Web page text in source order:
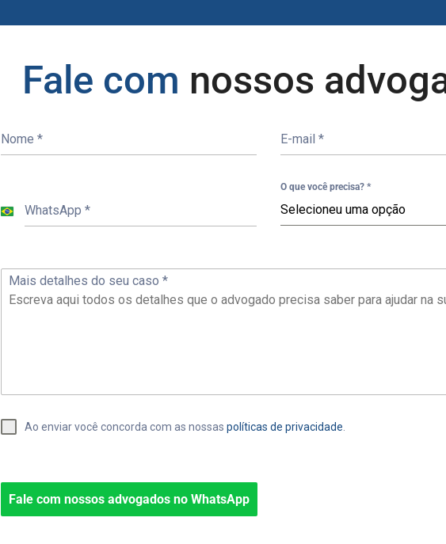
Fale com nossos
Nome* E-mail *
WhatsApp*
B
5
O que você precisa? *
Selecioneu uma opção
Mais detalhes do seu caso*
Ao enviar você concorda com as nossaspolíticas de privacidade
Fale com nossos advogados no WhatsApp